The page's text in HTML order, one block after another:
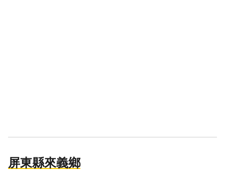
屏東縣來義鄉